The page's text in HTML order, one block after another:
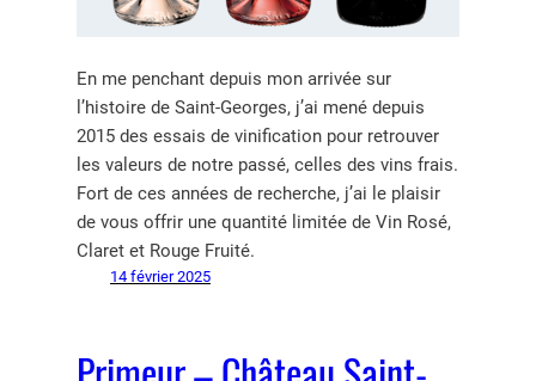
En me penchant depuis mon arrivée sur
l’histoire de Saint-Georges, j’ai mené depuis
2015 des essais de vinification pour retrouver
les valeurs de notre passé, celles des vins frais.
Fort de ces années de recherche, j’ai le plaisir
de vous offrir une quantité limitée de Vin Rosé,
Claret et Rouge Fruité.
14 février 2025